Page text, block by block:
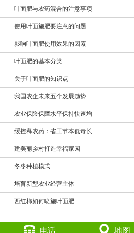
叶面肥与农药混合的注意事项
使用叶面施肥要注意的问题
影响叶面肥使用效果的因素
叶面肥的基本分类
关于叶面肥的知识点
我国农企未来五个发展趋势
农业保险保障水平保持快速增
缓控释农药：省工节本低毒长
建美丽乡村打造幸福家园
冬枣种植模式
培育新型农业经营主体
西红柿如何喷施叶面肥
电话 地图